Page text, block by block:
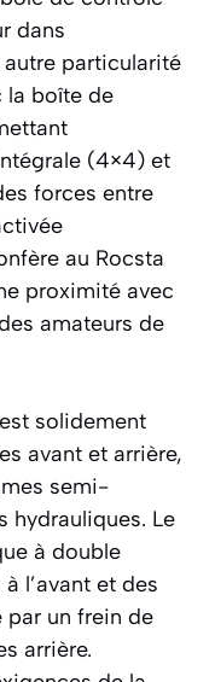
dans
autre particularité
la boîte de
(4×4) et
forces entre
au Rocsta
proximité avec
amateurs de
solidement
avant et arrière,
semi-
hydrauliques. Le
à double
l’avant et des
par un frein de
arrière.